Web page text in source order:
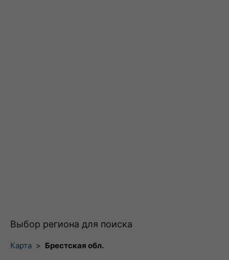
Выбор региона для поиска
Карта > Брестская обл.